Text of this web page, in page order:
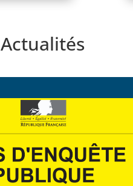
Actualités